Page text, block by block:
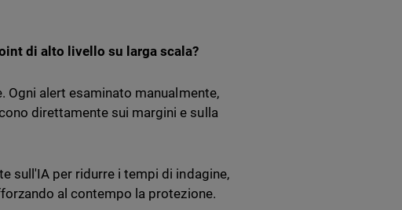
di alto livello su larga scala?
alert esaminato manualmente,
direttamente sui margini e sulla
sull'IA per ridurre i tempi di indagine,
al contempo la protezione.